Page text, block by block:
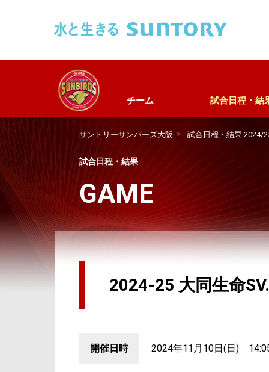
チーム 試合日程・結
サントリーサンバーズ大阪 試合日程・結果 2024/
試合日程・結果
GAME
2024-25 大同生命
開催日時 2024年11月10日(日)